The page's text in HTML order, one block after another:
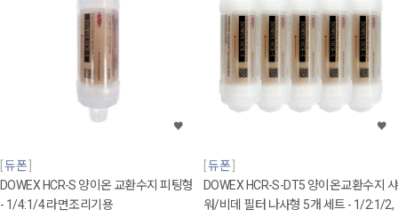
듀폰
DOWEX HCR-S 양이온 교환수지 피팅형
- 1/4:1/4 라면조리기용
듀폰
DOWEX HCR-S-DT5 양이온교환수지 샤
워/비데 필터 나사형 5개 세트 - 1/2:1/2,